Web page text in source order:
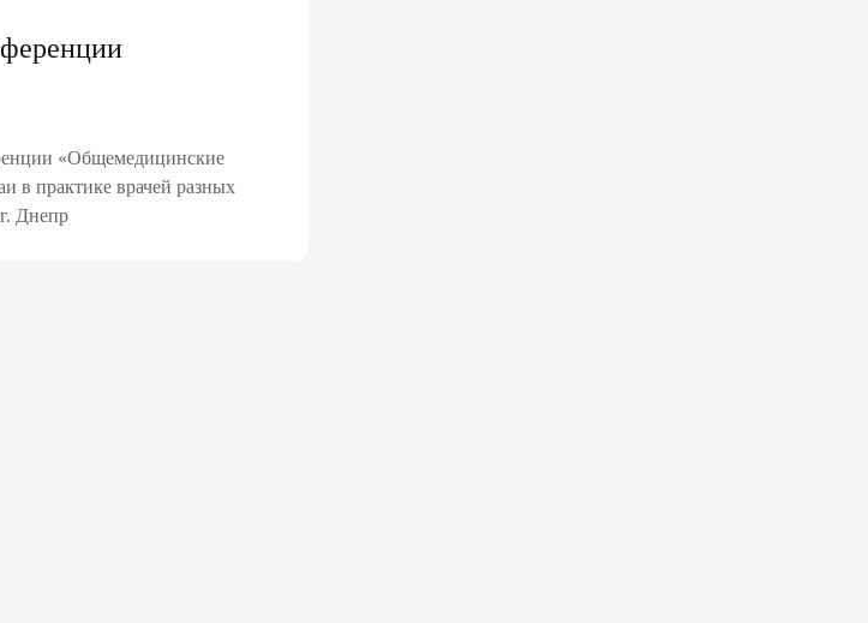
«Общемедицинские
в практике врачей разных
Днепр
педиатра, терапевта